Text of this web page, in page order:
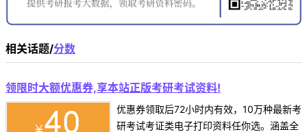
相关话题/分数
领限时大额优惠券,享本站正版考研考试资料!
优惠券领取后72小时内有效，10万种最新考
研考试考证类电子打印资料任你选。涵盖全